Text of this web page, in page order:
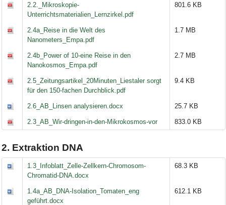
2.2._Mikroskopie-
Unterrichtsmaterialien_Lernzirkel.pdf
801.6 KB
2.4a_Reise in die Welt des
Nanometers_Empa.pdf
1.7 MB
2.4b_Power of 10-eine Reise in den
Nanokosmos_Empa.pdf
2.7 MB
2.5_Zeitungsartikel_20Minuten_Liestaler sorgt
für den 150-fachen Durchblick.pdf
9.4 KB
2.6_AB_Linsen analysieren.docx 25.7 KB
2.3_AB_Wir-dringen-in-den-Mikrokosmos-vor 833.0 KB
2. Extraktion DNA
1.3_Infoblatt_Zelle-Zellkern-Chromosom-
Chromatid-DNA.docx
68.3 KB
1.4a_AB_DNA-Isolation_Tomaten_eng
geführt.docx
612.1 KB